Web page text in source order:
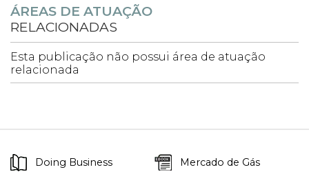
ÁREAS DE ATUAÇÃO
RELACIONADAS
Esta publicação não possui área de atuação
relacionada
Doing Business Mercado de Gás